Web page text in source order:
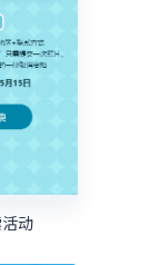
动